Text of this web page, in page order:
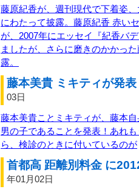
藤原紀香が、週刊現代で下着姿
にわたって披露。藤原紀香 赤い
が、2007年にエッセイ『紀香バ
ましたが、さらに磨きのかかっ
露。
藤本美貴 ミキティが発
03日
藤本美貴ことミキティが、藤本
男の子であることを発表！あれ
ら、検診のときに付いているのが
首都高 距離別料金 に
年01月02日